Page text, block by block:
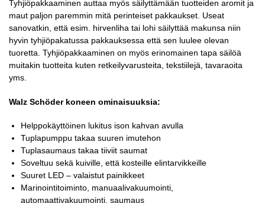
Tyhjiöpakkaaminen auttaa myös säilyttämään tuotteiden aromit ja
maut paljon paremmin mitä perinteiset pakkaukset. Useat
sanovatkin, että esim. hirvenliha tai lohi säilyttää makunsa niin
hyvin tyhjiöpakatussa pakkauksessa että sen luulee olevan
tuoretta. Tyhjiöpakkaaminen on myös erinomainen tapa säilöä
muitakin tuotteita kuten retkeilyvarusteita, tekstiilejä, tavaraoita
yms.
Walz Schöder koneen ominaisuuksia:
Helppokäyttöinen lukitus ison kahvan avulla
Tuplapumppu takaa suuren imutehon
Tuplasaumaus takaa tiiviit saumat
Soveltuu sekä kuiville, että kosteille elintarvikkeille
Suuret LED – valaistut painikkeet
Marinointitoiminto, manuaalivakuumointi,
automaattivakuumointi, saumaus